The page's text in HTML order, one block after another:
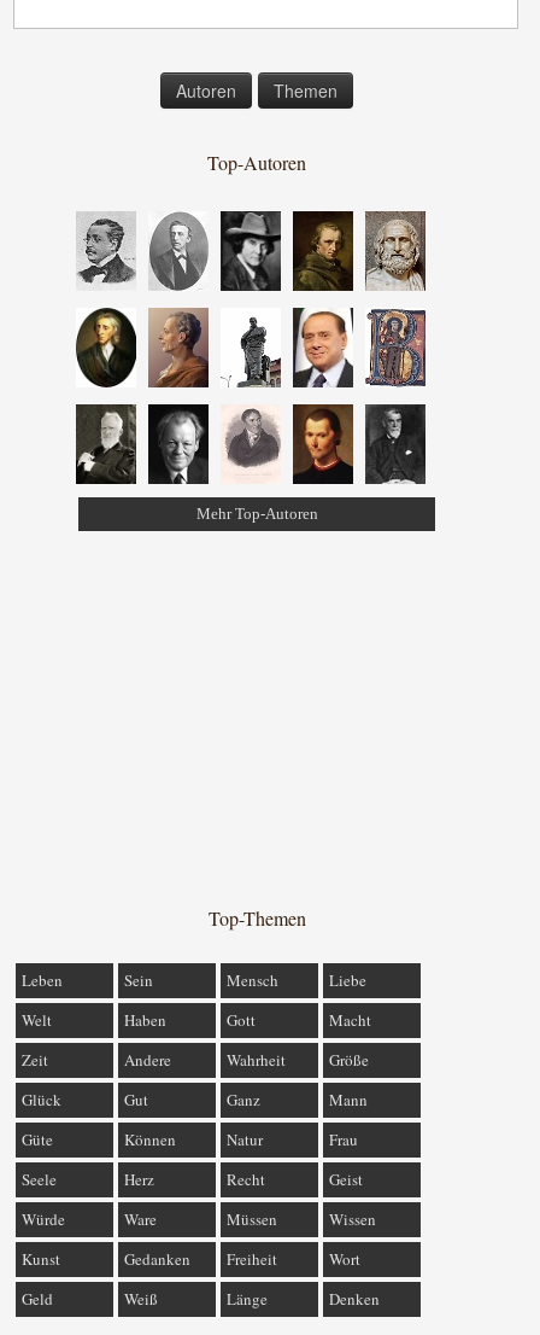
Autoren Themen
Top-Autoren
Mehr Top-Autoren
Top-Themen
Leben Sein Mensch
Liebe
Welt
Haben Gott
Macht
Zeit
Andere Wahrheit
Größe
Glück
Gut Ganz
Mann
Güte
Können Natur
Frau
Seele
Herz Recht
Geist
Würde
Ware Müssen
Wissen
Kunst
Gedanken Freiheit
Wort
Geld
Weiß Länge Denken